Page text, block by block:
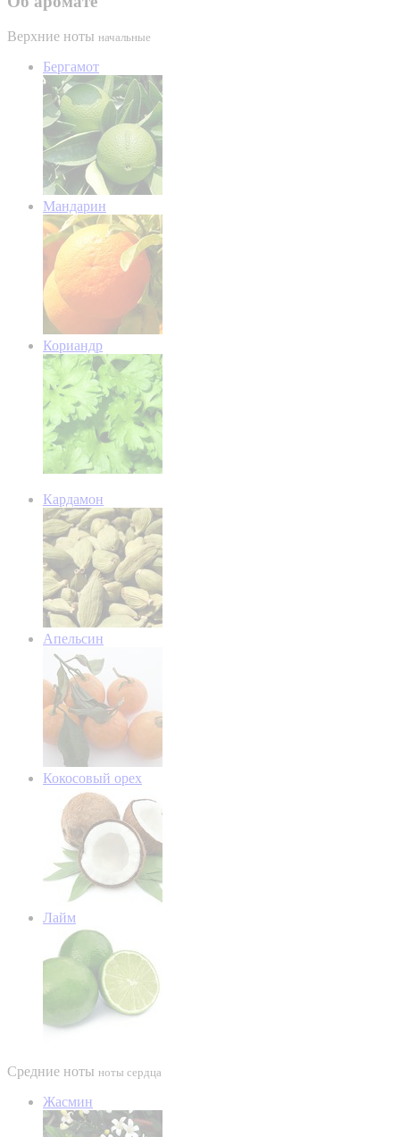
Верхние ноты начальные
Бергамот
Мандарин
Кориандр
Кардамон
Апельсин
Кокосовый орех
Лайм
Средние ноты ноты сердца
Жасмин